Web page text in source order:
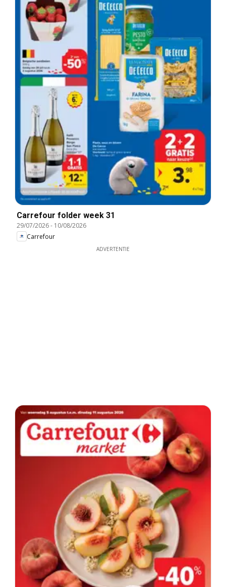
Carrefour folder week 31
29/07/2026- 10/08/2026
Carrefour
ADVERTENTIE